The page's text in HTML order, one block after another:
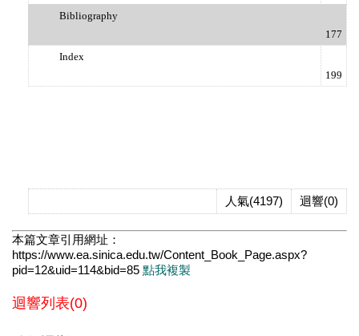
Bibliography
177
Index
199
迴響(0)
人氣(4197)
本篇文章引用網址：
https://www.ea.sinica.edu.tw/Content_Book_Page.aspx?
pid=12&uid=114&bid=85 點我複製
迴響列表(0)